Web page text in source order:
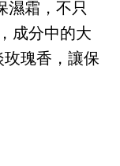
濕霜，不只
成分中的大
瑰香，讓保